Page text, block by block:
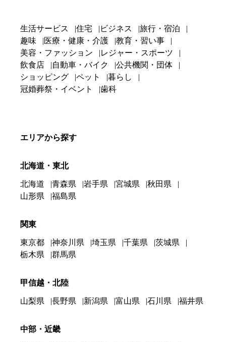
生活サービス 住宅 ビジネス
旅行・宿泊
趣味
医療・健康・介護
教育・習い事
美容・ファッション
レジャー・スポーツ
飲食店
自動車・バイク
公共機関・団体
ショッピング
ペット
暮らし
冠婚葬祭・イベント
歯科
エリアから探す
北海道・東北
北海道 青森県 岩手県 宮城県
秋田県
山形県
福島県
関東
東京都 神奈川県 埼玉県 千葉県
茨城県
栃木県
群馬県
甲信越・北陸
山梨県 長野県 新潟県 富山県 石川県 福井県
中部・近畿